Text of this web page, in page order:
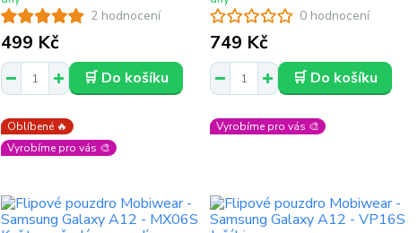
2 hodnocení
499 Kč
🛒 Do košíku
0 hodnocení
749 Kč
🛒 Do košíku
Oblíbené 🔥
Vyrobíme pro vás 🎨
Vyrobíme pro vás 🎨